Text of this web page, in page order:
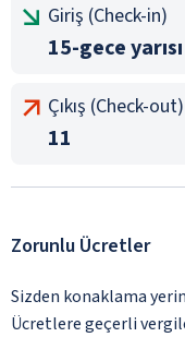
Giriş (Check-in)
15-gece yarısı
Çıkış (Check-out)
11
Zorunlu Ücretler
Sizden konaklama
Ücretlere geçerli